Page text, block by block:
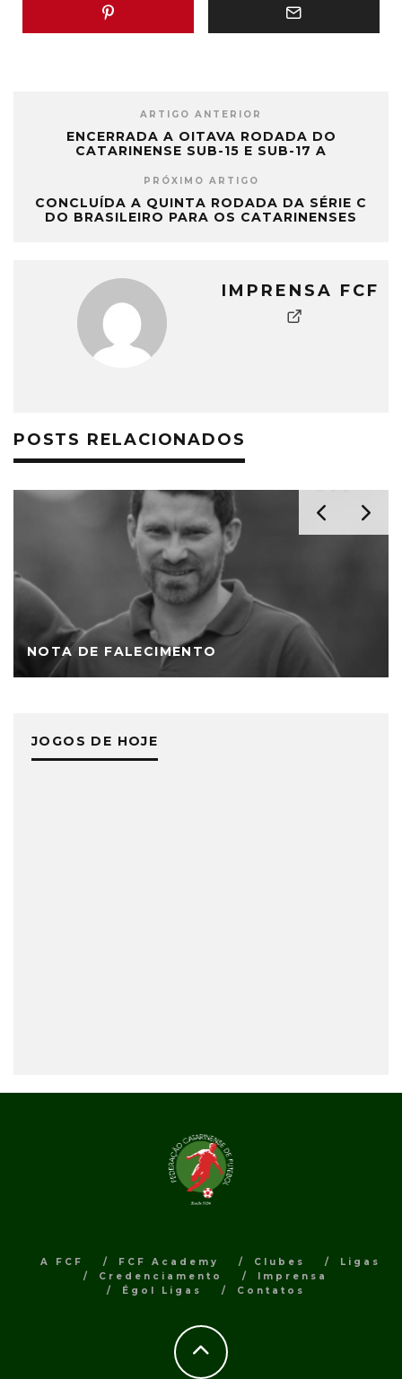
ARTIGO ANTERIOR
ENCERRADA A OITAVA RODADA DO
CATARINENSE SUB-15 E SUB-17 A
PRÓXIMO ARTIGO
CONCLUÍDA A QUINTA RODADA DA SÉRIE C
DO BRASILEIRO PARA OS CATARINENSES
IMPRENSA FCF
POSTS RELACIONADOS
NOTA DE FALECIMENTO
JOGOS DE HOJE
A FCF FCF Academy Clubes
Ligas
Credenciamento
Imprensa
Égol Ligas
Contatos